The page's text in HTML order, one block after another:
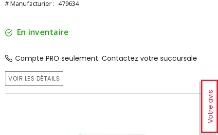
Votre avis
# Manufacturier : 479634
En inventaire
Compte PRO seulement. Contactez votre succursale
VOIR LES DÉTAILS